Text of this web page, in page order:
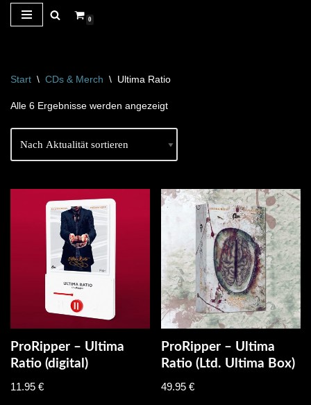
0
Start \ CDs & Merch \ Ultima Ratio
Alle 6 Ergebnisse werden angezeigt
ProRipper – Ultima
Ratio (digital)
11.95 €
ProRipper – Ultima
Ratio (Ltd. Ultima Box)
49.95€